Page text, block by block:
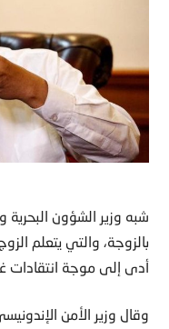
شبه وزير الشؤون البحرية
بالزوجة، والتي يتعلم
أدى إلى موجة انتقادات
وقال وزير الأمن